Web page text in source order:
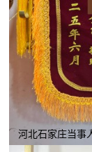
河北石家庄当事